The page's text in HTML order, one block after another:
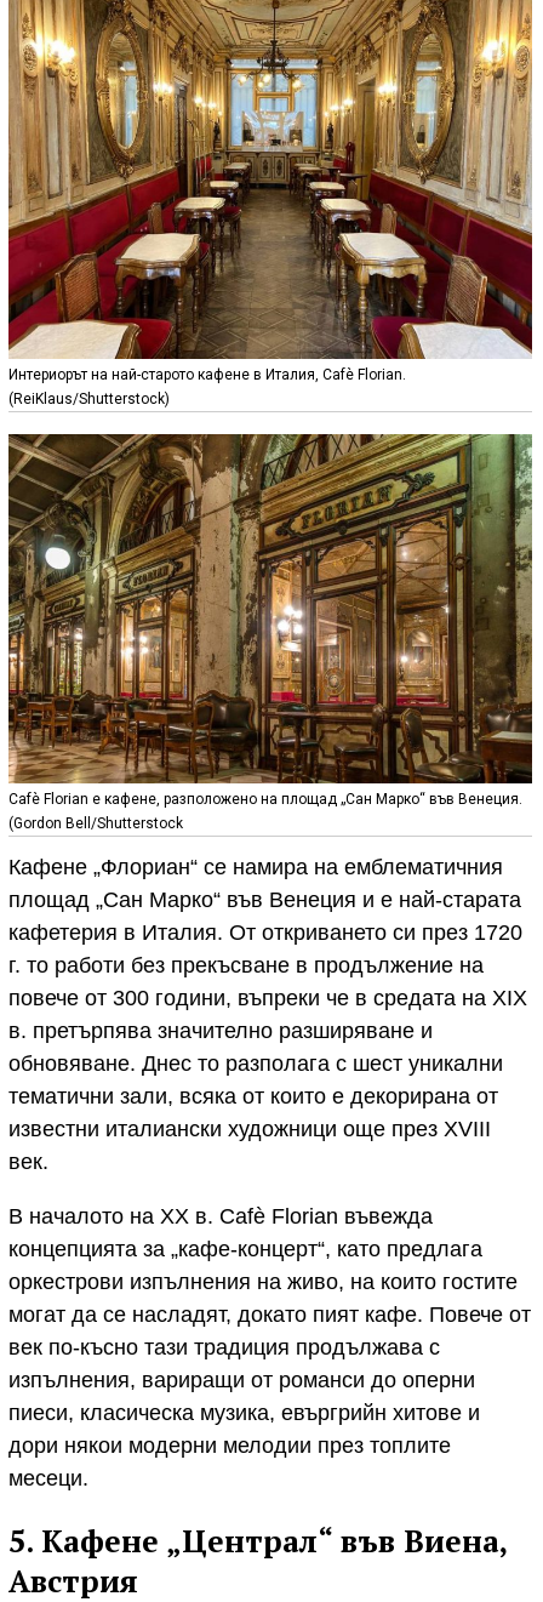
Интериорът на най-старото кафене в Италия, Cafè Florian.
(ReiKlaus/Shutterstock)
Cafè Florian е кафене, разположено на площад „Сан Марко“ във Венеция.
(Gordon Bell/Shutterstock
Кафене „Флориан“ се намира на емблематичния
площад „Сан Марко“ във Венеция и е най-старата
кафетерия в Италия. От откриването си през 1720
г. то работи без прекъсване в продължение на
повече от 300 години, въпреки че в средата на XIX
в. претърпява значително разширяване и
обновяване. Днес то разполага с шест уникални
тематични зали, всяка от които е декорирана от
известни италиански художници още през XVIII
век.
В началото на XX в. Cafè Florian въвежда
концепцията за „кафе-концерт“, като предлага
оркестрови изпълнения на живо, на които гостите
могат да се насладят, докато пият кафе. Повече от
век по-късно тази традиция продължава с
изпълнения, вариращи от романси до оперни
пиеси, класическа музика, евъргрийн хитове и
дори някои модерни мелодии през топлите
месеци.
5. Кафене „Централ“ във Виена,
Австрия